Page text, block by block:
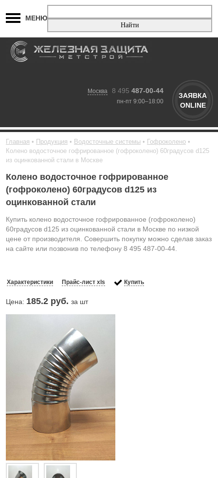
МЕНЮ
Москва 8 495 487-00-44
пн-пт 9:00–18:00
ЗАЯВКА
ONLINE
Главная Продукция Водосточные системы
Гофроколено
Колено водосточное гофрированное (гофроколено) 60градусов d125
из оцинкованной стали в Москве
Колено водосточное гофрированное
(гофроколено) 60градусов d125 из
оцинкованной стали
Купить колено водосточное гофрированное (гофроколено)
60градусов d125 из оцинкованной стали в Москве по низкой
цене от производителя. Совершить покупку можно сделав заказ
на сайте или позвонив по телефону 8 495 487-00-44.
Характеристики Прайс-лист xls Купить
Цена: 185.2 руб. за шт